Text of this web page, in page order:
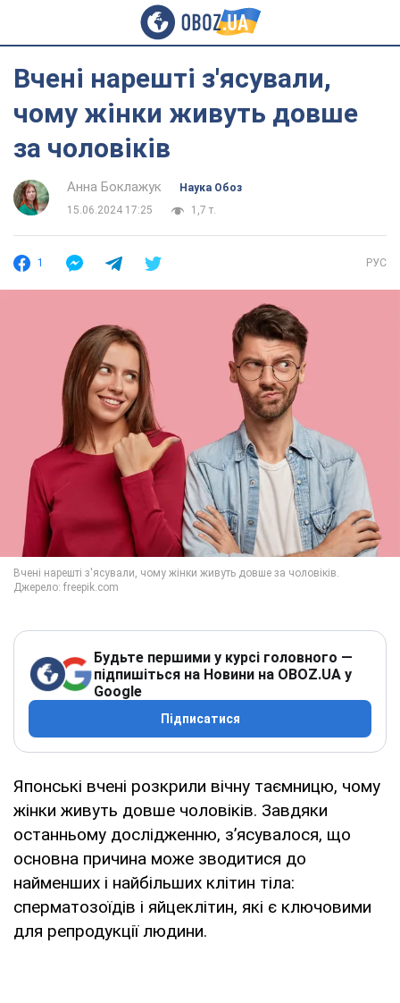
Вчені нарешті з'ясували,
чому жінки живуть довше
за чоловіків
Анна Боклажук
Наука Обоз
15.06.2024 17:25
1,7 т.
1 РУС
Будьте першими у курсі головного —
підпишіться на Новини на OBOZ.UA у
Google
Підписатися
Японські вчені розкрили вічну таємницю, чому
жінки живуть довше чоловіків. Завдяки
останньому дослідженню, з’ясувалося, що
основна причина може зводитися до
найменших і найбільших клітин тіла:
сперматозоїдів і яйцеклітин, які є ключовими
для репродукції людини.